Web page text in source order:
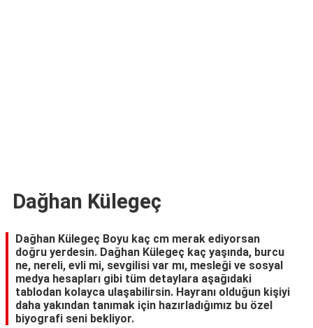
Dağhan Külegeç
Dağhan Külegeç Boyu kaç cm merak ediyorsan
doğru yerdesin. Dağhan Külegeç kaç yaşında, burcu
ne, nereli, evli mi, sevgilisi var mı, mesleği ve sosyal
medya hesapları gibi tüm detaylara aşağıdaki
tablodan kolayca ulaşabilirsin. Hayranı olduğun kişiyi
daha yakından tanımak için hazırladığımız bu özel
biyografi seni bekliyor.